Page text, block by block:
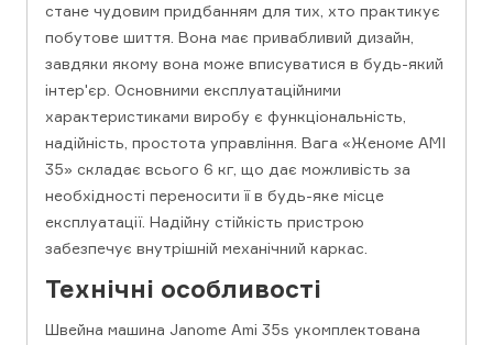
стане чудовим придбанням для тих, хто практикує
побутове шиття. Вона має привабливий дизайн,
завдяки якому вона може вписуватися в будь-який
інтер'єр. Основними експлуатаційними
характеристиками виробу є функціональність,
надійність, простота управління. Вага «Женоме АМІ
35» складає всього 6 кг, що дає можливість за
необхідності переносити її в будь-яке місце
експлуатації. Надійну стійкість пристрою
забезпечує внутрішній механічний каркас.
Технічні особливості
Швейна машина Janome Ami 35s укомплектована